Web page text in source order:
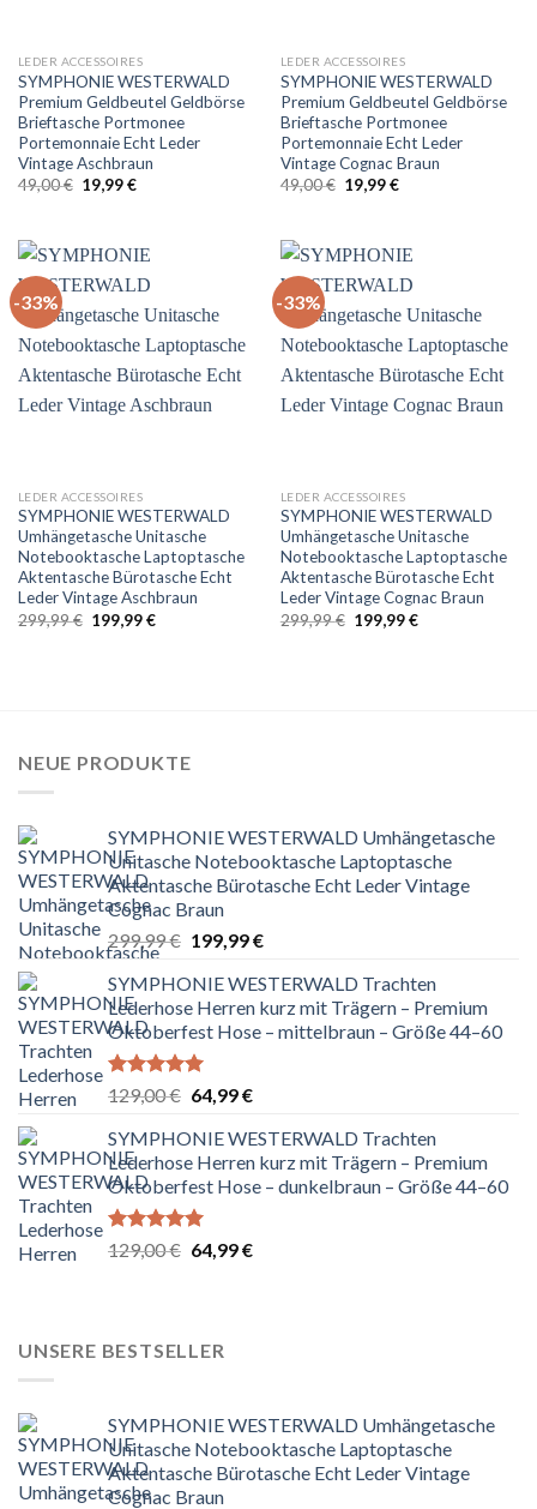
LEDER ACCESSOIRES
SYMPHONIE WESTERWALD
Premium Geldbeutel Geldbörse
Brieftasche Portmonee
Portemonnaie Echt Leder
Vintage Aschbraun
49,00€ Ursprünglicher
Preis
19,99€Aktueller
LEDER ACCESSOIRES
SYMPHONIE WESTERWALD
Premium Geldbeutel Geldbörse
Brieftasche Portmonee
Portemonnaie Echt Leder
Vintage Cognac Braun
49,00€ Ursprünglicher
Preis
19,99€Aktueller
-33%
LEDER ACCESSOIRES
SYMPHONIE WESTERWALD
Umhängetasche Unitasche
Notebooktasche Laptoptasche
Aktentasche Bürotasche Echt
Leder Vintage Aschbraun
299,99€ Ursprünglicher
Preis
199,99€Aktueller
-33%
LEDER ACCESSOIRES
SYMPHONIE WESTERWALD
Umhängetasche Unitasche
Notebooktasche Laptoptasche
Aktentasche Bürotasche Echt
Leder Vintage Cognac Braun
299,99€ Ursprünglicher
Preis
199,99€Aktueller
NEUE PRODUKTE
SYMPHONIE WESTERWALD Umhängetasche
Unitasche Notebooktasche Laptoptasche
Aktentasche Bürotasche Echt Leder Vintage
Cognac Braun
299,99€ Ursprünglicher
war:
299,99 €
199,99€Aktueller
ist:
199,99 €.
SYMPHONIE WESTERWALD Trachten
Lederhose Herren kurz mit Trägern – Premium
Oktoberfest Hose – mittelbraun – Größe 44–60
Bewertet
5.00
von 5
129,00€ Ursprünglicher
war:
129,00 €
64,99€Aktueller
ist:
64,99 €.
SYMPHONIE WESTERWALD Trachten
Lederhose Herren kurz mit Trägern – Premium
Oktoberfest Hose – dunkelbraun – Größe 44–60
Bewertet
5.00
129,00€ Ursprünglicher
64,99€Aktueller
UNSERE BESTSELLER
SYMPHONIE WESTERWALD Umhängetasche
Unitasche Notebooktasche Laptoptasche
Aktentasche Bürotasche Echt Leder Vintage
Cognac Braun